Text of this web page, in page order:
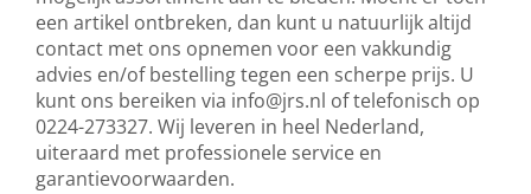
een artikel ontbreken, dan kunt u natuurlijk altijd
contact met ons opnemen voor een vakkundig
advies en/of bestelling tegen een scherpe prijs. U
kunt ons bereiken via info@jrs.nl of telefonisch op
0224-273327. Wij leveren in heel Nederland,
uiteraard met professionele service en
garantievoorwaarden.